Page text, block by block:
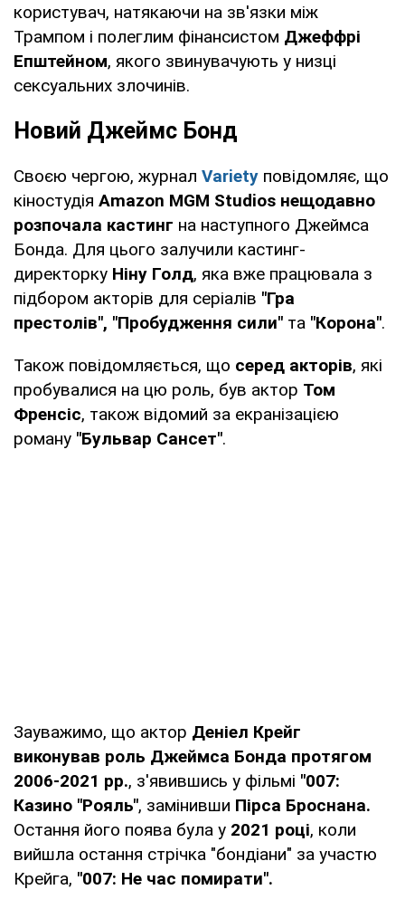
користувач, натякаючи на зв'язки між
Трампом і полеглим фінансистом Джеффрі
Епштейном, якого звинувачують у низці
сексуальних злочинів.
Новий Джеймс Бонд
Своєю чергою, журнал Variety повідомляє, що
кіностудія Amazon MGM Studios нещодавно
розпочала кастинг на наступного Джеймса
Бонда. Для цього залучили кастинг-
директорку Ніну Голд, яка вже працювала з
підбором акторів для серіалів "Гра
престолів", "Пробудження сили" та "Корона".
Також повідомляється, що серед акторів, які
пробувалися на цю роль, був актор Том
Френсіс, також відомий за екранізацією
роману "Бульвар Сансет".
Зауважимо, що актор Деніел Крейг
виконував роль Джеймса Бонда протягом
2006-2021 рр., з'явившись у фільмі "007:
Казино "Рояль", замінивши Пірса Броснана.
Остання його поява була у 2021 році, коли
вийшла остання стрічка "бондіани" за участю
Крейга, "007: Не час помирати".